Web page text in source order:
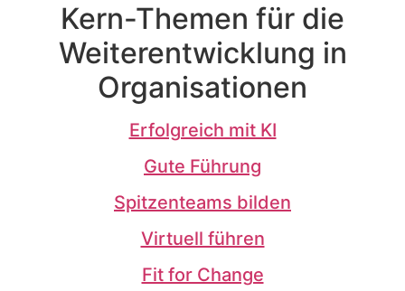
Kern-Themen für die
Weiterentwicklung in
Organisationen
Erfolgreich mit KI
Gute Führung
Spitzenteams bilden
Virtuell führen
Fit for Change